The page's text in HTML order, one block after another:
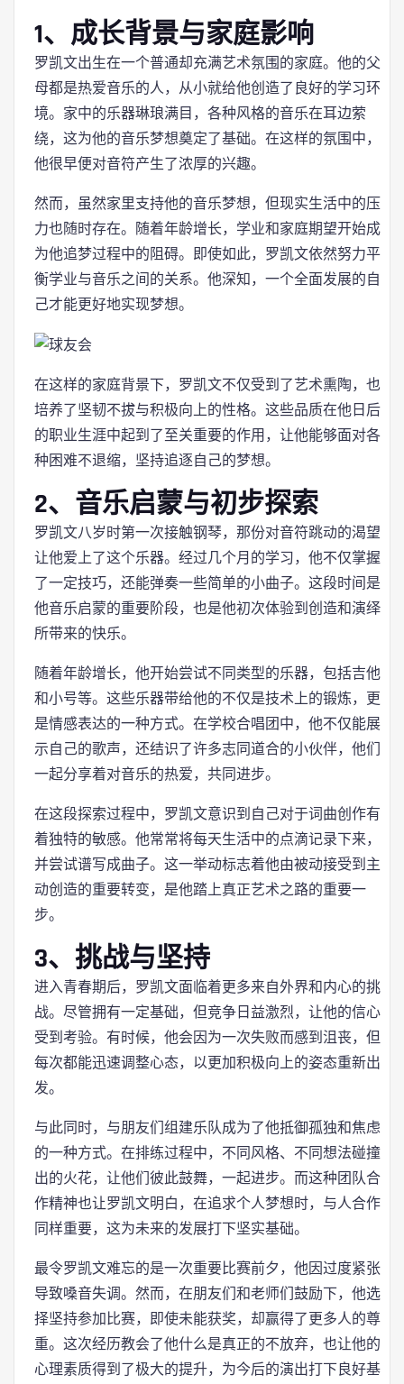
1、成长背景与家庭影响
罗凯文出生在一个普通却充满艺术氛围的家庭。他的父
母都是热爱音乐的人，从小就给他创造了良好的学习环
境。家中的乐器琳琅满目，各种风格的音乐在耳边萦
绕，这为他的音乐梦想奠定了基础。在这样的氛围中，
他很早便对音符产生了浓厚的兴趣。
然而，虽然家里支持他的音乐梦想，但现实生活中的压
力也随时存在。随着年龄增长，学业和家庭期望开始成
为他追梦过程中的阻碍。即使如此，罗凯文依然努力平
衡学业与音乐之间的关系。他深知，一个全面发展的自
己才能更好地实现梦想。
在这样的家庭背景下，罗凯文不仅受到了艺术熏陶，也
培养了坚韧不拔与积极向上的性格。这些品质在他日后
的职业生涯中起到了至关重要的作用，让他能够面对各
种困难不退缩，坚持追逐自己的梦想。
2、音乐启蒙与初步探索
罗凯文八岁时第一次接触钢琴，那份对音符跳动的渴望
让他爱上了这个乐器。经过几个月的学习，他不仅掌握
了一定技巧，还能弹奏一些简单的小曲子。这段时间是
他音乐启蒙的重要阶段，也是他初次体验到创造和演绎
所带来的快乐。
随着年龄增长，他开始尝试不同类型的乐器，包括吉他
和小号等。这些乐器带给他的不仅是技术上的锻炼，更
是情感表达的一种方式。在学校合唱团中，他不仅能展
示自己的歌声，还结识了许多志同道合的小伙伴，他们
一起分享着对音乐的热爱，共同进步。
在这段探索过程中，罗凯文意识到自己对于词曲创作有
着独特的敏感。他常常将每天生活中的点滴记录下来，
并尝试谱写成曲子。这一举动标志着他由被动接受到主
动创造的重要转变，是他踏上真正艺术之路的重要一
步。
3、挑战与坚持
进入青春期后，罗凯文面临着更多来自外界和内心的挑
战。尽管拥有一定基础，但竞争日益激烈，让他的信心
受到考验。有时候，他会因为一次失败而感到沮丧，但
每次都能迅速调整心态，以更加积极向上的姿态重新出
发。
与此同时，与朋友们组建乐队成为了他抵御孤独和焦虑
的一种方式。在排练过程中，不同风格、不同想法碰撞
出的火花，让他们彼此鼓舞，一起进步。而这种团队合
作精神也让罗凯文明白，在追求个人梦想时，与人合作
同样重要，这为未来的发展打下坚实基础。
最令罗凯文难忘的是一次重要比赛前夕，他因过度紧张
导致嗓音失调。然而，在朋友们和老师们鼓励下，他选
择坚持参加比赛，即使未能获奖，却赢得了更多人的尊
重。这次经历教会了他什么是真正的不放弃，也让他的
心理素质得到了极大的提升，为今后的演出打下良好基